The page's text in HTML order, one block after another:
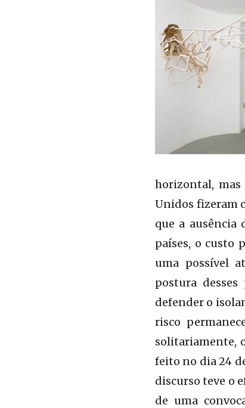
horizontal,
Unidos fizeram
que a ausência
países, o custo
uma possível
postura
defender o
risco
solitariamente,
feito no dia 24
discurso teve o
de uma